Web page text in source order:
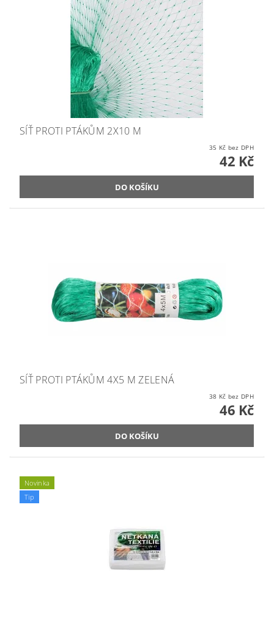
SÍŤ PROTI PTÁKŮM 2X10 M
35 Kč bez DPH
42 Kč
SÍŤ PROTI PTÁKŮM 4X5 M ZELENÁ
38 Kč bez DPH
46 Kč
Novinka
Tip